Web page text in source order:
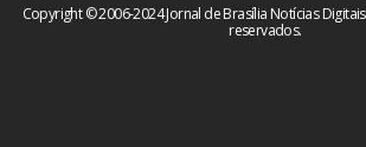
Copyright © 2006-2024 Jornal de Brasília Notícias
reservados.